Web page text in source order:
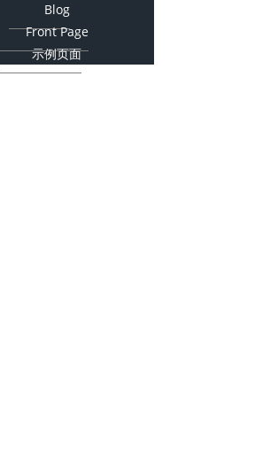
Blog
Front Page
示例页面